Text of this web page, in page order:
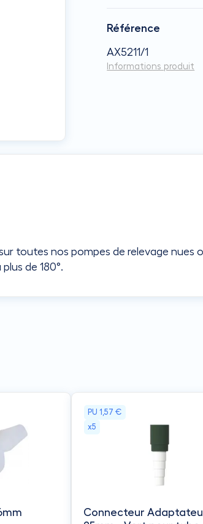
Référence
AX5211/1
Informations produit
toutes nos pompes de relevage
de 180°.
PU 1,57 €
x5
Connecteur